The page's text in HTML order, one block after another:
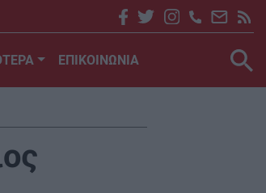
ΕΠΙΚΟΙΝΩΝΙΑ